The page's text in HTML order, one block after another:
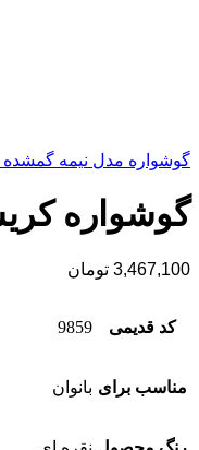
گوشواره مدل نیمه گمشده
گوشواره
3,467,100 تومان
کد قدیمی 9859
مناسب برای بانوان